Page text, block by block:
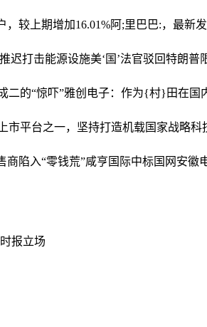
，较上期增加16.01%阿;里巴巴:，最新
迟打击能源设施美‘国’法官驳回特朗
二的“惊吓”雅创电子：作为{村}田在国
市平台之一，坚持打造机载国家战略科
商陷入“零钱荒”咸亨国际中标国网安徽
报立场